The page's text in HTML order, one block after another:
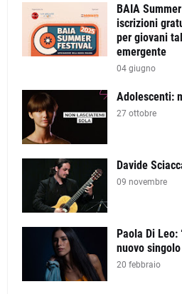
BAIA
iscrizioni
per giovani
emergente
04 giugno
Adolescenti:
27 ottobre
Davide
09 novembre
Paola Di Leo:
nuovo singolo
20 febbraio